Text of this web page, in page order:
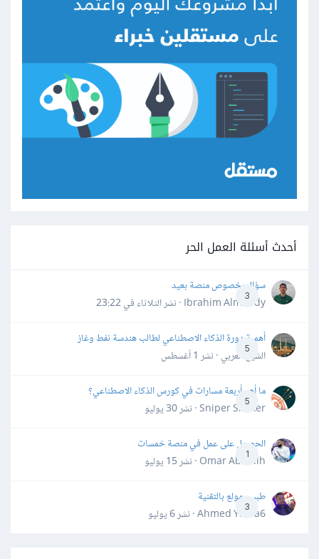
أحدث أسئلة العمل الحر
3
سؤال بخصوص منصة بعيد
Ibrahim Almahdy · نشر
الثلاثاء في 23:22
5
أهمية دورة الذكاء الاصطناعي لطالب هندسة نفط وغاز
الشيخ العربي · نشر 1 أغسطس
5
ما أهم أربعة مسارات في كورس الذكاء الاصطناعي؟
Sniper Shaker · نشر
30 يوليو
1
الحصول على عمل في منصة خمسات
Omar Abdallh · نشر
15 يوليو
3
طبيب مولع بالتقنية
Ahmed Yahia6 · نشر
6 يوليو